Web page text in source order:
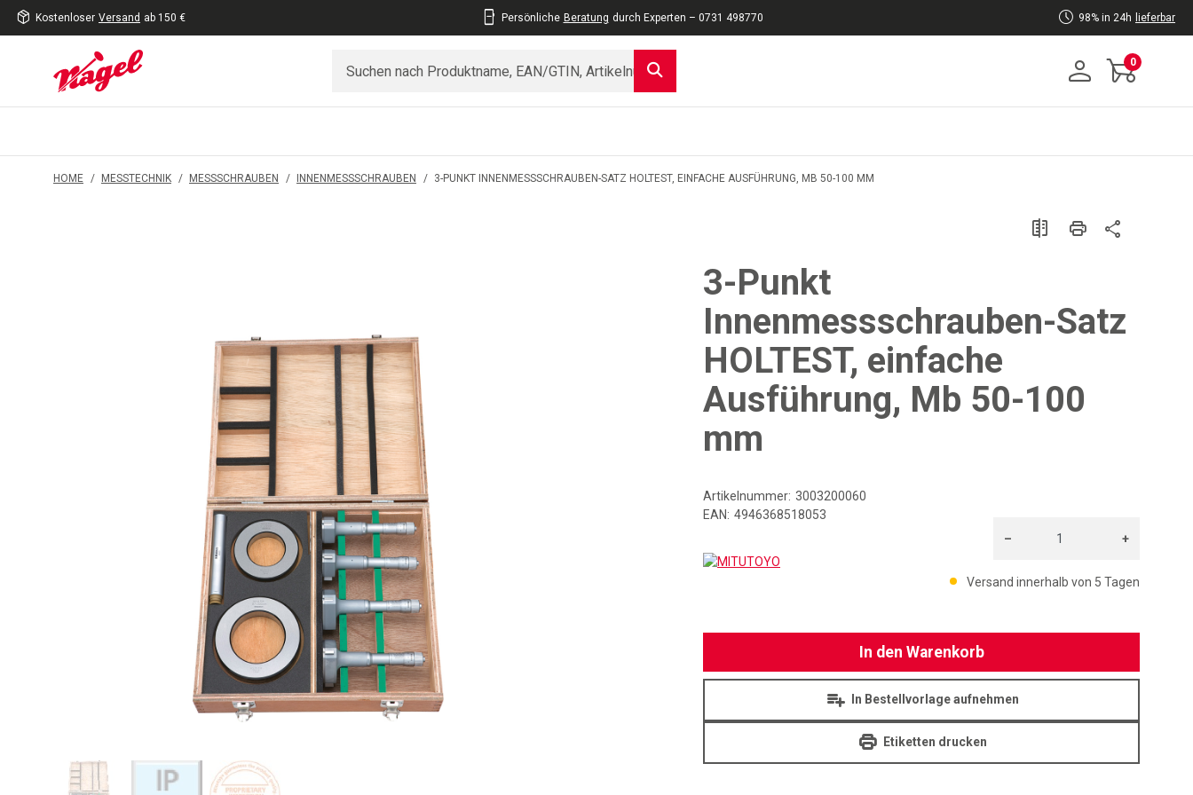
Kostenloser Versand ab 150 € Persönliche Beratung durch Experten – 0731 498770 98% in 24h lieferbar
0
HOME / MESSTECHNIK / MESSSCHRAUBEN / INNENMESSSCHRAUBEN / 3-PUNKT INNENMESSSCHRAUBEN-SATZ HOLTEST, EINFACHE AUSFÜHRUNG, MB 50-100 MM
3-Punkt
Innenmessschrauben-Satz
HOLTEST, einfache
Ausführung, Mb 50-100
mm
Artikelnummer: 3003200060
EAN: 4946368518053
Versand innerhalb von 5 Tagen
– +
In den Warenkorb
In Bestellvorlage aufnehmen
Etiketten drucken